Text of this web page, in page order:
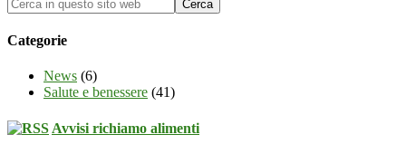
Categorie
News (6)
Salute e benessere (41)
Avvisi richiamo alimenti